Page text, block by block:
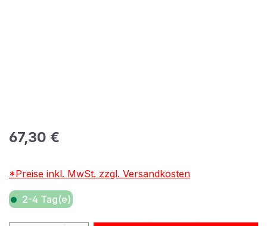
Regulärer Preis:
67,30 €
*Preise inkl. MwSt. zzgl. Versandkosten
2-4 Tag(e)